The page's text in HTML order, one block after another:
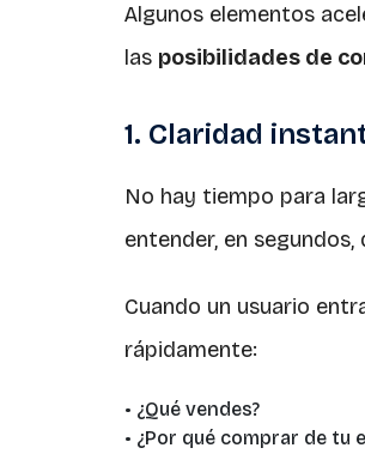
Algunos elementos
las posibilidades de
1. Claridad
No hay tiempo para
entender, en
Cuando un usuario
rápidamente:
• ¿Qué vendes?
• ¿Por qué comprar de tu